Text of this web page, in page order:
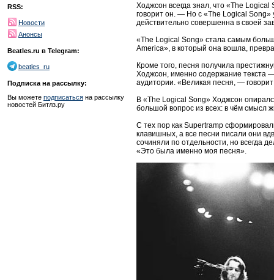
RSS:
Новости
Анонсы
Beatles.ru в Telegram:
beatles_ru
Подписка на рассылку:
Вы можете подписаться на рассылку
новостей Битлз.ру
Ходжсон всегда знал, что «The
говорит он. — Но с «The Logical Song»
действительно совершенна в своей
«The Logical Song» стала самым
America», в который она вошла,
Кроме того, песня получила
Ходжсон, именно содержание текста
аудитории. «Великая песня, — говорит
В «The Logical Song» Ходжсон
большой вопрос из всех: в чём смысл
С тех пор как Supertramp
клавишных, а все песни писали они
сочиняли по отдельности, но всегда
«Это была именно моя песня».